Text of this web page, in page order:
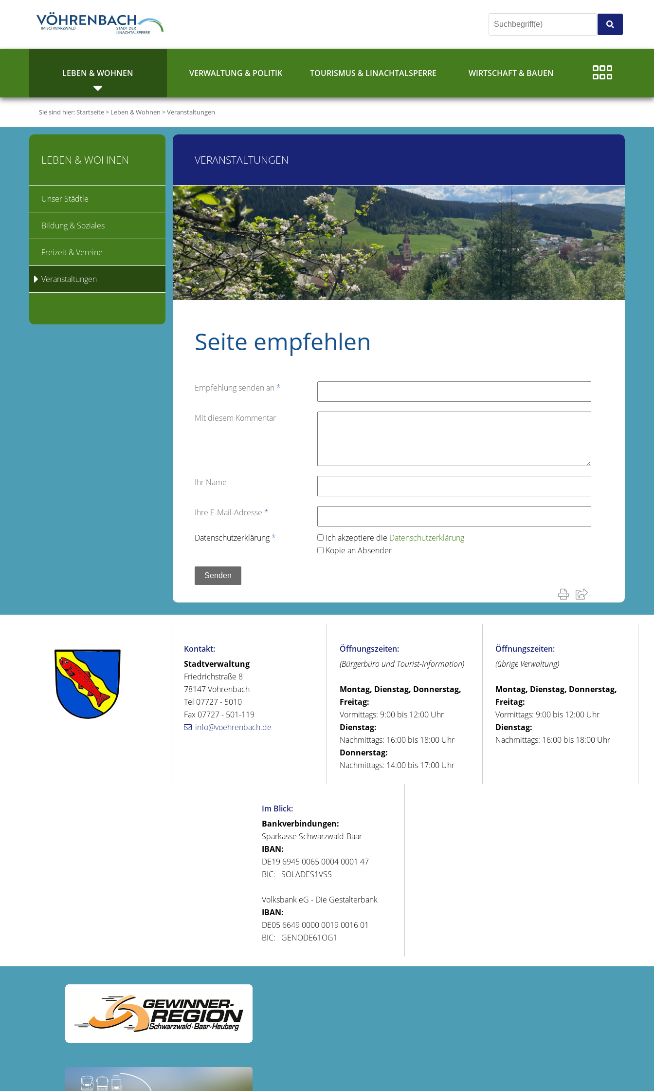
LEBEN & WOHNEN VERWALTUNG & POLITIK TOURISMUS & LINACHTALSPERRE WIRTSCHAFT & BAUEN
Sie sind hier:Startseite> Leben & Wohnen >Veranstaltungen
VERANSTALTUNGEN
Seite empfehlen
Empfehlung senden an *
Mit diesem Kommentar
Ihr Name
Ihre E-Mail-Adresse *
Datenschutz­erklärung * Ich akzeptiere die Datenschutz­erklärung
Kopie an Absender
LEBEN & WOHNEN
Unser Städtle
Bildung & Soziales
Freizeit & Vereine
Veranstaltungen
Kontakt:
Stadtverwaltung
Friedrichstraße 8
78147 Vöhrenbach
Tel 07727 - 5010
Fax 07727 - 501-119
info@voehrenbach.de
Öffnungszeiten:
(Bürgerbüro und Tourist-Information)
Montag, Dienstag, Donnerstag,
Freitag:
Vormittags: 9:00 bis 12:00 Uhr
Dienstag:
Nachmittags: 16:00 bis 18:00 Uhr
Donnerstag:
Nachmittags: 14:00 bis 17:00 Uhr
Öffnungszeiten:
(übrige Verwaltung)
Montag, Dienstag, Donnerstag,
Freitag:
Vormittags: 9:00 bis 12:00 Uhr
Dienstag:
Nachmittags: 16:00 bis 18:00 Uhr
Im Blick:
Bankverbindungen:
Sparkasse Schwarzwald-Baar
IBAN:
DE19 6945 0065 0004 0001 47
BIC: SOLADES1VSS
Volksbank eG - Die Gestalterbank
IBAN:
DE05 6649 0000 0019 0016 01
BIC: GENODE61OG1